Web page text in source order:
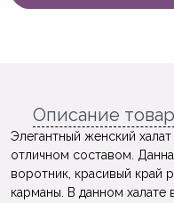
Описание
Элегантный женский
отличном составом.
воротник, красивый край
карманы. В данном